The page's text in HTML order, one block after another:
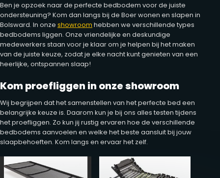
Ben je opzoek naar de perfecte bedbodem voor de juiste
ondersteuning? Kom dan langs bij de Boer wonen en slapen in
Bolsward. In onze showroom hebben we verschillende types
bedbodems liggen. Onze vriendelijke en deskundige
medewerkers staan voor je klaar om je helpen bij het maken
van de juiste keuze, zodat je elke nacht kunt genieten van een
heerlijke, ontspannen slaap!
Kom proefliggen in onze showroom
Wij begrijpen dat het samenstellen van het perfecte bed een
belangrijke keuze is. Daarom kun je bij ons alles testen tijdens
het proefliggen. Zo kun jij rustig ervaren hoe de verschillende
bedbodems aanvoelen en welke het beste aansluit bij jouw
slaapbehoeften. Kom langs en ervaar het zelf.